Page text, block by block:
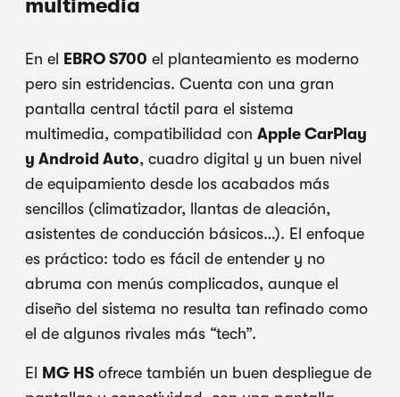
multimedia
En el EBRO S700 el planteamiento es moderno
pero sin estridencias. Cuenta con una gran
pantalla central táctil para el sistema
multimedia, compatibilidad con Apple CarPlay
y Android Auto, cuadro digital y un buen nivel
de equipamiento desde los acabados más
sencillos (climatizador, llantas de aleación,
asistentes de conducción básicos…). El enfoque
es práctico: todo es fácil de entender y no
abruma con menús complicados, aunque el
diseño del sistema no resulta tan refinado como
el de algunos rivales más “tech”.
El MG HS ofrece también un buen despliegue de